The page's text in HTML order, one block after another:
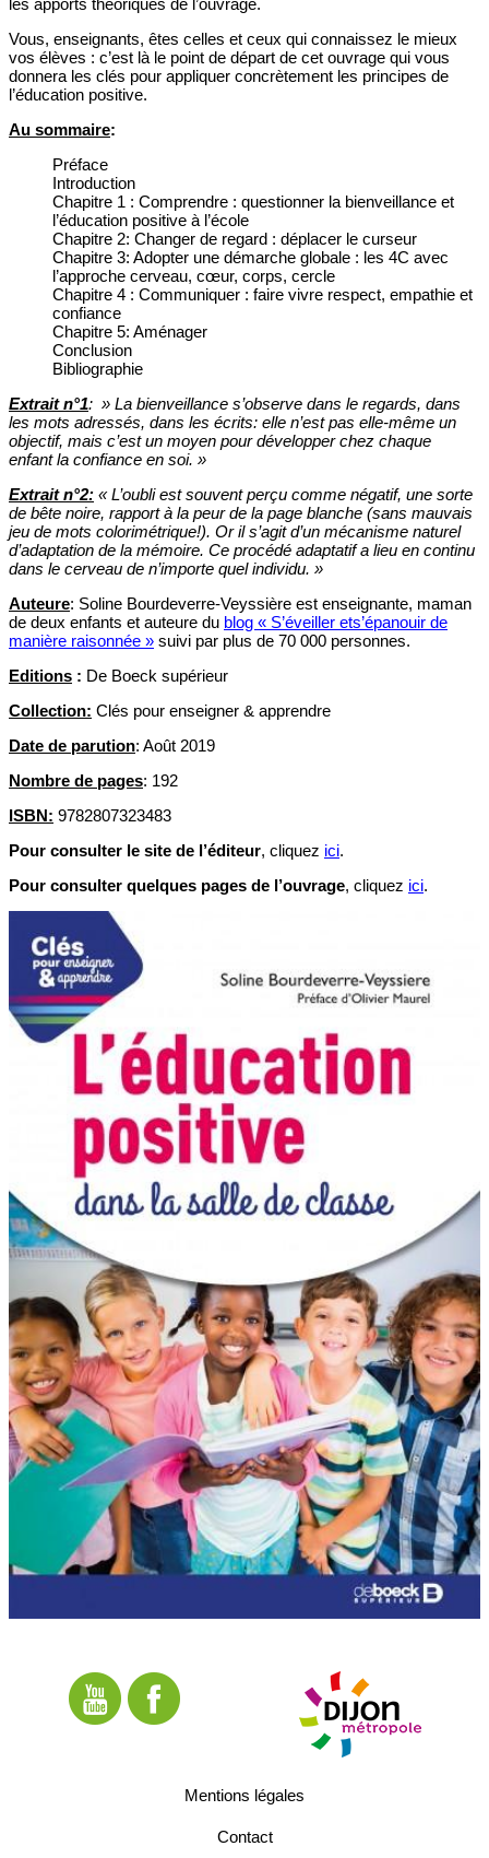
les apports théoriques de l’ouvrage.
Vous, enseignants, êtes celles et ceux qui connaissez le mieux
vos élèves : c’est là le point de départ de cet ouvrage qui vous
donnera les clés pour appliquer concrètement les principes de
l’éducation positive.
Au sommaire:
Préface
Introduction
Chapitre 1 : Comprendre : questionner la bienveillance et
l’éducation positive à l’école
Chapitre 2: Changer de regard : déplacer le curseur
Chapitre 3: Adopter une démarche globale : les 4C avec
l’approche cerveau, cœur, corps, cercle
Chapitre 4 : Communiquer : faire vivre respect, empathie et
confiance
Chapitre 5: Aménager
Conclusion
Bibliographie
Extrait n°1: » La bienveillance s’observe dans le regards, dans
les mots adressés, dans les écrits: elle n’est pas elle-même un
objectif, mais c’est un moyen pour développer chez chaque
enfant la confiance en soi. »
Extrait n°2: « L’oubli est souvent perçu comme négatif, une sorte
de bête noire, rapport à la peur de la page blanche (sans mauvais
jeu de mots colorimétrique!). Or il s’agit d’un mécanisme naturel
d’adaptation de la mémoire. Ce procédé adaptatif a lieu en continu
dans le cerveau de n’importe quel individu. »
Auteure: Soline Bourdeverre-Veyssière est enseignante, maman
de deux enfants et auteure du blog « S’éveiller ets’épanouir de
manière raisonnée » suivi par plus de 70 000 personnes.
Editions : De Boeck supérieur
Collection: Clés pour enseigner & apprendre
Date de parution: Août 2019
Nombre de pages: 192
ISBN: 9782807323483
Pour consulter le site de l’éditeur, cliquez ici.
Pour consulter quelques pages de l’ouvrage, cliquez ici.
Mentions légales
Contact